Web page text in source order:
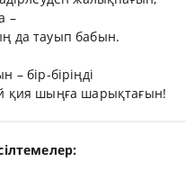
–
да тауып бабын.
– бір-біріңді
қия шыңға шарықтағын!